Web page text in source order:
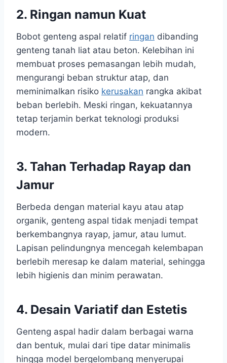
2. Ringan namun Kuat
Bobot genteng aspal relatif ringan dibanding
genteng tanah liat atau beton. Kelebihan ini
membuat proses pemasangan lebih mudah,
mengurangi beban struktur atap, dan
meminimalkan risiko kerusakan rangka akibat
beban berlebih. Meski ringan, kekuatannya
tetap terjamin berkat teknologi produksi
modern.
3. Tahan Terhadap Rayap dan
Jamur
Berbeda dengan material kayu atau atap
organik, genteng aspal tidak menjadi tempat
berkembangnya rayap, jamur, atau lumut.
Lapisan pelindungnya mencegah kelembapan
berlebih meresap ke dalam material, sehingga
lebih higienis dan minim perawatan.
4. Desain Variatif dan Estetis
Genteng aspal hadir dalam berbagai warna
dan bentuk, mulai dari tipe datar minimalis
hingga model bergelombang menyerupai